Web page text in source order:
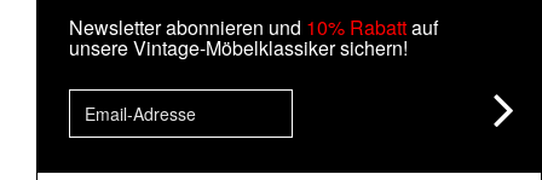
Newsletter abonnieren und 10% Rabattauf
unsere Vintage-Möbelklassiker sichern!